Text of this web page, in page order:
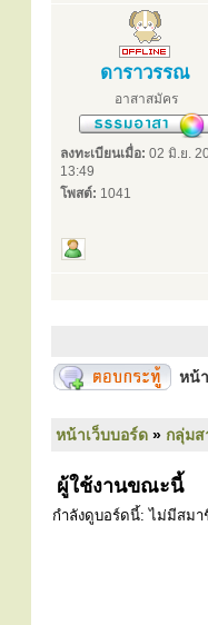
ดาราวรรณ
อาสาสมัคร
ลงทะเบียนเมื่อ: 02 มิ.ย.
13:49
โพสต์: 1041
หน้า
หน้าเว็บบอร์ด » กลุ่มส
ผู้ใช้งานขณะนี้
กำลังดูบอร์ดนี้: ไม่มีสม